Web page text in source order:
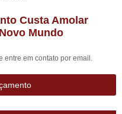
Custa Amolar
Mundo
entre em contato por email.